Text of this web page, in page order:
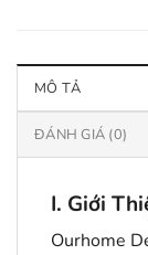
MÔ TẢ
ĐÁNH GIÁ (0)
I. Giới
Ourhome